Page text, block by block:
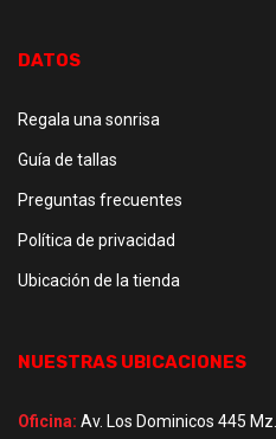
DATOS
Regala una sonrisa
Guía de tallas
Preguntas frecuentes
Política de privacidad
Ubicación de la tienda
NUESTRAS UBICACIONES
Oficina: Av. Los Dominicos 445